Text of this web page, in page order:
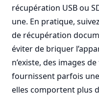
récupération USB ou
une. En pratique,
de récupération
éviter de briquer
n’existe, des images
fournissent parfois
elles comportent plus